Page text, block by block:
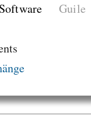
Guile